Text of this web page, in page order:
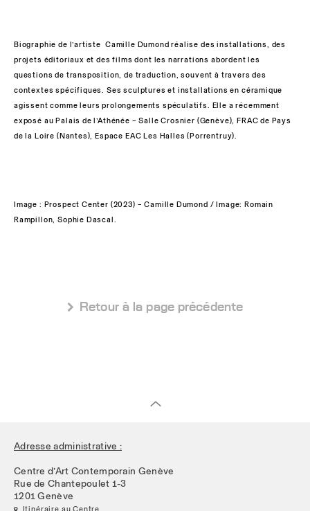
Biographie de l’artiste Camille Dumond réalise des installations, des
projets éditoriaux et des films dont les narrations abordent les
questions de transposition, de traduction, souvent à travers des
contextes spécifiques. Ses sculptures et installations en céramique
agissent comme leurs prolongements spéculatifs. Elle a récemment
exposé au Palais de l’Athénée – Salle Crosnier (Genève), FRAC de Pays
de la Loire (Nantes), Espace EAC Les Halles (Porrentruy).
Image : Prospect Center (2023) – Camille Dumond / Image: Romain
Rampillon, Sophie Dascal.
 Retour à la page précédente
Adresse administrative :
Centre d’Art Contemporain Genève
Rue de Chantepoulet 1-3
1201 Genève